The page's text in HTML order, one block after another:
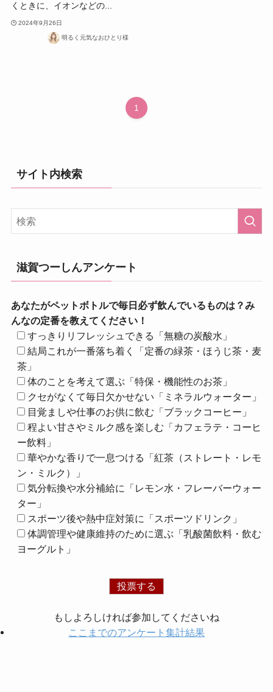
くときに、イオンなどの...
2024年9月26日
明るく元気なおひとり様
1
サイト内検索
滋賀つーしんアンケート
あなたがペットボトルで毎日必ず飲んでいるものは？み
んなの定番を教えてください！
すっきりリフレッシュできる「無糖の炭酸水」
結局これが一番落ち着く「定番の緑茶・ほうじ茶・麦
茶」
体のことを考えて選ぶ「特保・機能性のお茶」
クセがなくて毎日欠かせない「ミネラルウォーター」
目覚ましや仕事のお供に飲む「ブラックコーヒー」
程よい甘さやミルク感を楽しむ「カフェラテ・コーヒ
ー飲料」
華やかな香りで一息つける「紅茶（ストレート・レモ
ン・ミルク）」
気分転換や水分補給に「レモン水・フレーバーウォー
ター」
スポーツ後や熱中症対策に「スポーツドリンク」
体調管理や健康維持のために選ぶ「乳酸菌飲料・飲む
ヨーグルト」
もしよろしければ参加してくださいね
ここまでのアンケート集計結果